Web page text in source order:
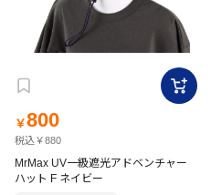
￥800
税込￥880
MrMax UV一級遮光アドベンチャー
ハット F ネイビー